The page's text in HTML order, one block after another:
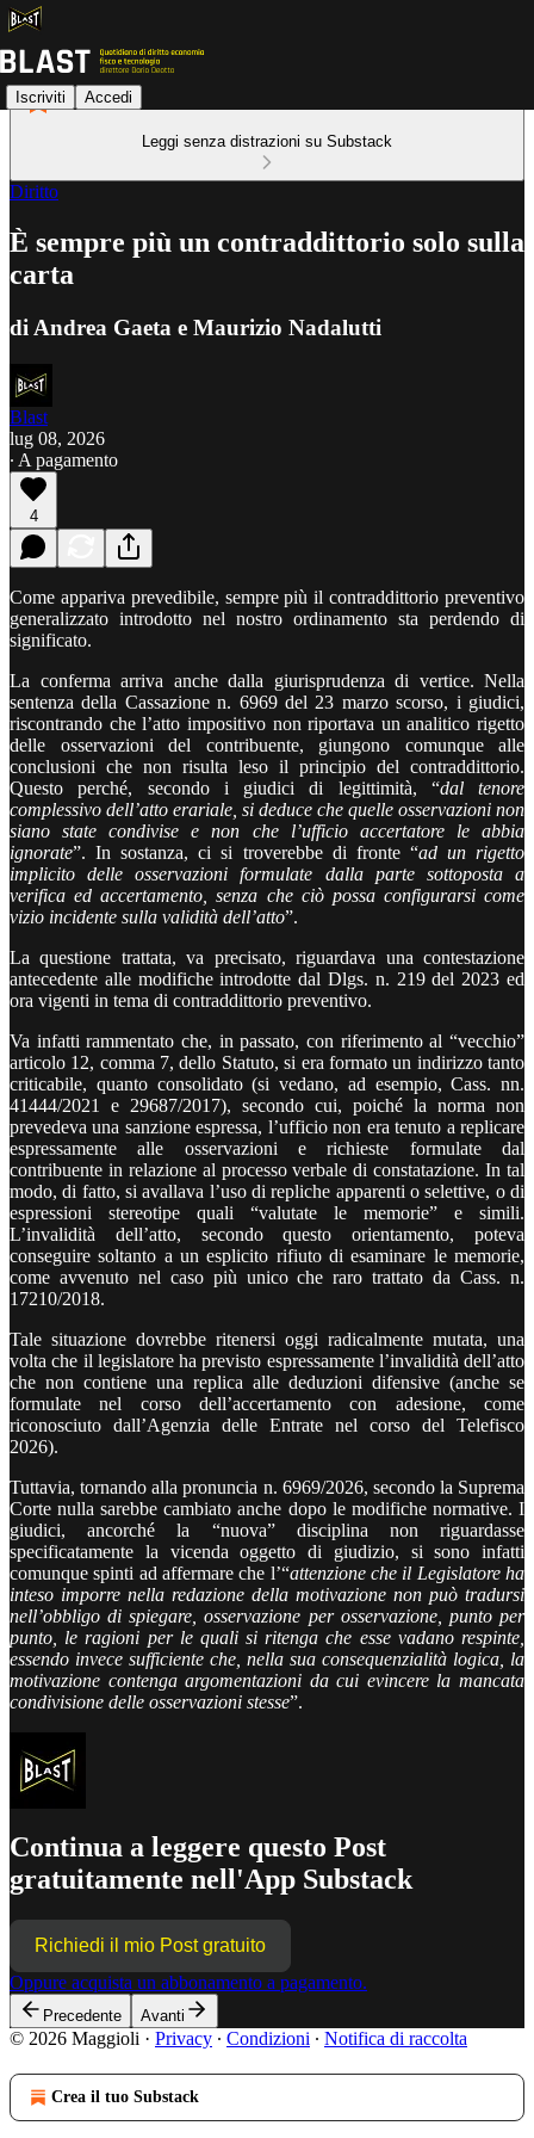
Iscriviti Accedi
Leggi senza distrazioni su Substack
Diritto
È sempre più un contraddittorio solo sulla
carta
di Andrea Gaeta e Maurizio Nadalutti
Blast
lug 08, 2026
∙ A pagamento
4
Come appariva prevedibile, sempre più il contraddittorio preventivo
generalizzato introdotto nel nostro ordinamento sta perdendo di
significato.
La conferma arriva anche dalla giurisprudenza di vertice. Nella
sentenza della Cassazione n. 6969 del 23 marzo scorso, i giudici,
riscontrando che l’atto impositivo non riportava un analitico rigetto
delle osservazioni del contribuente, giungono comunque alle
conclusioni che non risulta leso il principio del contraddittorio.
Questo perché, secondo i giudici di legittimità, “dal tenore
complessivo dell’atto erariale, si deduce che quelle osservazioni non
siano state condivise e non che l’ufficio accertatore le abbia
ignorate”. In sostanza, ci si troverebbe di fronte “ad un rigetto
implicito delle osservazioni formulate dalla parte sottoposta a
verifica ed accertamento, senza che ciò possa configurarsi come
vizio incidente sulla validità dell’atto”.
La questione trattata, va precisato, riguardava una contestazione
antecedente alle modifiche introdotte dal Dlgs. n. 219 del 2023 ed
ora vigenti in tema di contraddittorio preventivo.
Va infatti rammentato che, in passato, con riferimento al “vecchio”
articolo 12, comma 7, dello Statuto, si era formato un indirizzo tanto
criticabile, quanto consolidato (si vedano, ad esempio, Cass. nn.
41444/2021 e 29687/2017), secondo cui, poiché la norma non
prevedeva una sanzione espressa, l’ufficio non era tenuto a replicare
espressamente alle osservazioni e richieste formulate dal
contribuente in relazione al processo verbale di constatazione. In tal
modo, di fatto, si avallava l’uso di repliche apparenti o selettive, o di
espressioni stereotipe quali “valutate le memorie” e simili.
L’invalidità dell’atto, secondo questo orientamento, poteva
conseguire soltanto a un esplicito rifiuto di esaminare le memorie,
come avvenuto nel caso più unico che raro trattato da Cass. n.
17210/2018.
Tale situazione dovrebbe ritenersi oggi radicalmente mutata, una
volta che il legislatore ha previsto espressamente l’invalidità dell’atto
che non contiene una replica alle deduzioni difensive (anche se
formulate nel corso dell’accertamento con adesione, come
riconosciuto dall’Agenzia delle Entrate nel corso del Telefisco
2026).
Tuttavia, tornando alla pronuncia n. 6969/2026, secondo la Suprema
Corte nulla sarebbe cambiato anche dopo le modifiche normative. I
giudici, ancorché la “nuova” disciplina non riguardasse
specificatamente la vicenda oggetto di giudizio, si sono infatti
comunque spinti ad affermare che l’“attenzione che il Legislatore ha
inteso imporre nella redazione della motivazione non può tradursi
nell’obbligo di spiegare, osservazione per osservazione, punto per
punto, le ragioni per le quali si ritenga che esse vadano respinte,
essendo invece sufficiente che, nella sua consequenzialità logica, la
motivazione contenga argomentazioni da cui evincere la mancata
condivisione delle osservazioni stesse”.
Continua a leggere questo Post
gratuitamente nell'App Substack
Richiedi il mio Post gratuito
Oppure acquista un abbonamento a pagamento.
Precedente Avanti
© 2026 Maggioli · Privacy ∙ Condizioni ∙ Notifica di raccolta
Crea il tuo Substack